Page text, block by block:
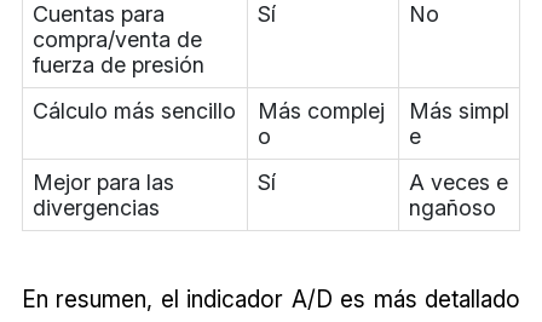
Cuentas para
compra/venta de
fuerza de presión
Sí No
Cálculo más sencillo
Más complej
o
Más simpl
e
Mejor para las
divergencias
Sí
A veces e
ngañoso
En resumen, el indicador A/D es más detallado